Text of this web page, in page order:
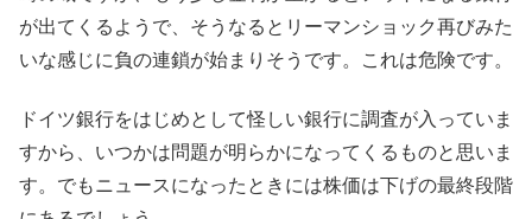
が出てくるようで、そうなるとリーマンショック再びみた
いな感じに負の連鎖が始まりそうです。これは危険です。
ドイツ銀行をはじめとして怪しい銀行に調査が入っていま
すから、いつかは問題が明らかになってくるものと思いま
す。でもニュースになったときには株価は下げの最終段階